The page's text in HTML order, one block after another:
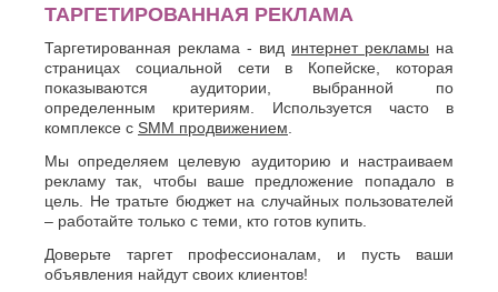
Владикавказ
Волгоград
Волгодонск
Волжский
Воронеж
Г
Геленджик
Грозный
Орехово-
Орск
П
Пенза
Пермь
Петрозаводск
Подольск
Пушкино
Пятигорск
ТАРГЕТИРОВАННАЯ РЕКЛАМА
Таргетированная реклама - вид интернет рекламы на
страницах социальной сети в Копейске, которая
показываются аудитории, выбранной по
определенным критериям. Используется часто в
комплексе с SMM продвижением
Мы определяем целевую аудиторию и настраиваем
рекламу так, чтобы ваше предложение попадало в
цель. Не тратьте бюджет на случайных пользователей
– работайте только с теми, кто готов купить.
Доверьте таргет профессионалам, и пусть ваши
объявления найдут своих клиентов!